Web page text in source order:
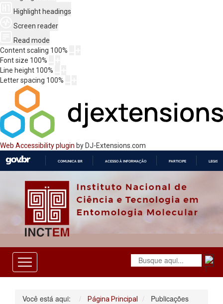
Highlight headings
Screen reader
Read mode
Content scaling 100%
Font size 100%
Line height 100%
Letter spacing 100%
Web Accessibility plugin by DJ-Extensions.com
O
COMUNICA BR ACESSO À INFORMAÇÃO PARTICIPE
Você está aqui: Página Principal Publicações